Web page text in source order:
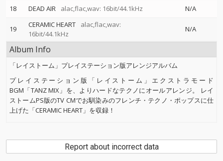
18 DEAD AIR alac,flac,wav: 16bit/44.1kHz N/A
19 CERAMIC HEART
alac,flac,wav:
16bit/44.1kHz
N/A
Album Info
「レイストーム」プレイステーション版アレンジアルバム
プレイステーション版「レイストーム」エクストラモード
BGM「TANZ MIX」を、よりハードなテクノにオールアレンジ。 レイ
ストームPS版のTV CMでお馴染みのフレンチ・テクノ・ポップスに仕
上げた「CERAMIC HEART」を収録！
Report about incorrect data